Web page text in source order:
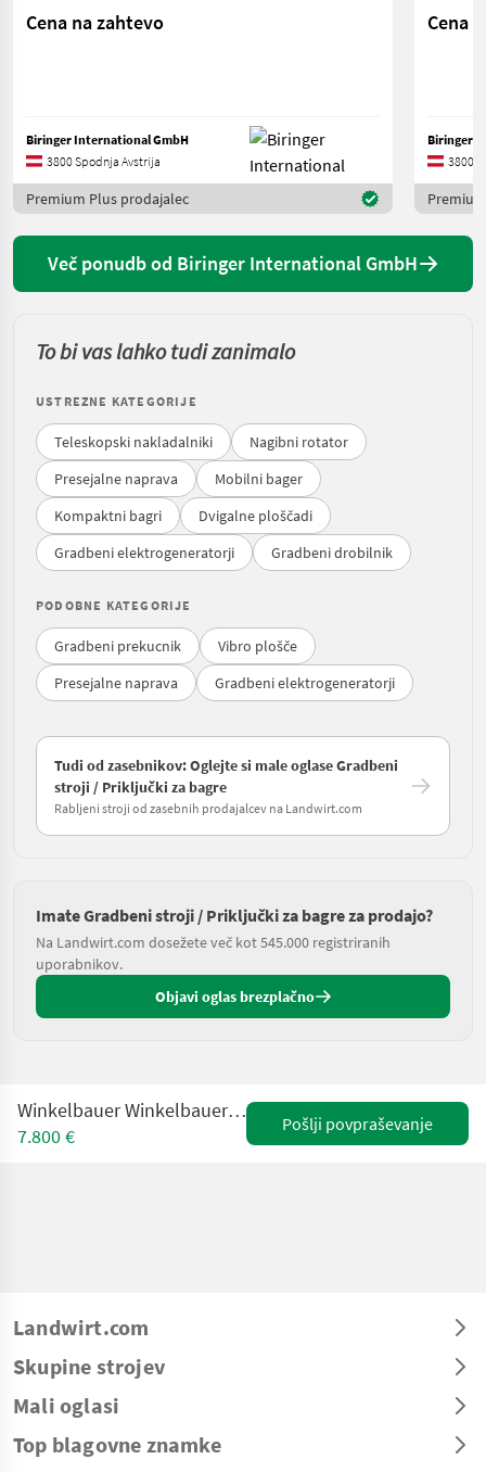
Cena na zahtevo
Biringer International GmbH
3800 Spodnja Avstrija
Premium Plus prodajalec
Cena
Biringer
3800
Več ponudb od Biringer International GmbH
To bi vas lahko tudi zanimalo
USTREZNE KATEGORIJE
Teleskopski nakladalniki
Nagibni rotator
Presejalne naprava
Mobilni bager
Kompaktni bagri
Dvigalne ploščadi
Gradbeni elektrogeneratorji
Gradbeni drobilnik
PODOBNE KATEGORIJE
Gradbeni prekucnik
Vibro plošče
Presejalne naprava
Gradbeni elektrogeneratorji
Tudi od zasebnikov: Oglejte si male oglase Gradbeni
stroji / Priključki za bagre
Rabljeni stroji od zasebnih prodajalcev na Landwirt.com
Imate Gradbeni stroji / Priključki za bagre za prodajo?
Na Landwirt.com dosežete več kot 545.000 registriranih
uporabnikov.
Objavi oglas brezplačno
Winkelbauer Winkelbauer Felslöffel mit gepanzerten Zähnen
7.800 €
Pošlji povpraševanje
Landwirt.com
Skupine strojev
Mali oglasi
Top blagovne znamke